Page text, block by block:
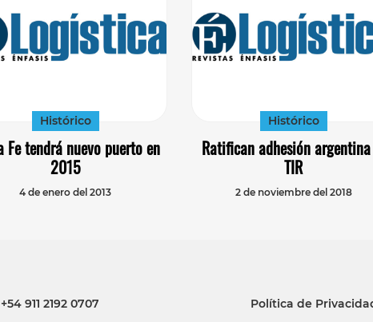
Histórico
Fe tendrá nuevo puerto en
2015
4 de enero del 2013
Histórico
Ratifican adhesión
TIR
2 de noviembre del 2018
911 2192 0707 Política de